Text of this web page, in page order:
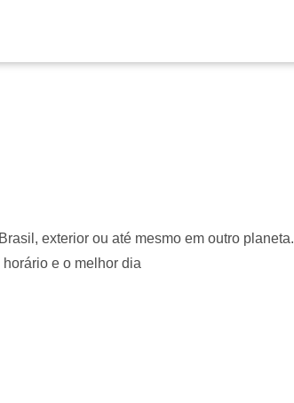
exterior ou até mesmo em outro
e o melhor dia